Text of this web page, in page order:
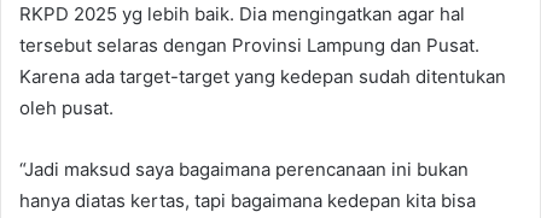
RKPD 2025 yg lebih baik. Dia mengingatkan agar hal
tersebut selaras dengan Provinsi Lampung dan Pusat.
Karena ada target-target yang kedepan sudah ditentukan
oleh pusat.
“Jadi maksud saya bagaimana perencanaan ini bukan
hanya diatas kertas, tapi bagaimana kedepan kita bisa